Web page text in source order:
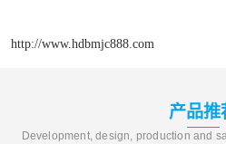
http://www.hdbmjc888.com
产品推
Development, design, production and